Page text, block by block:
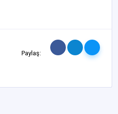
Paylaş: